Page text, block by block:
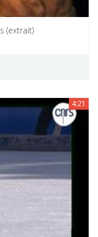
(extrait)
4:21